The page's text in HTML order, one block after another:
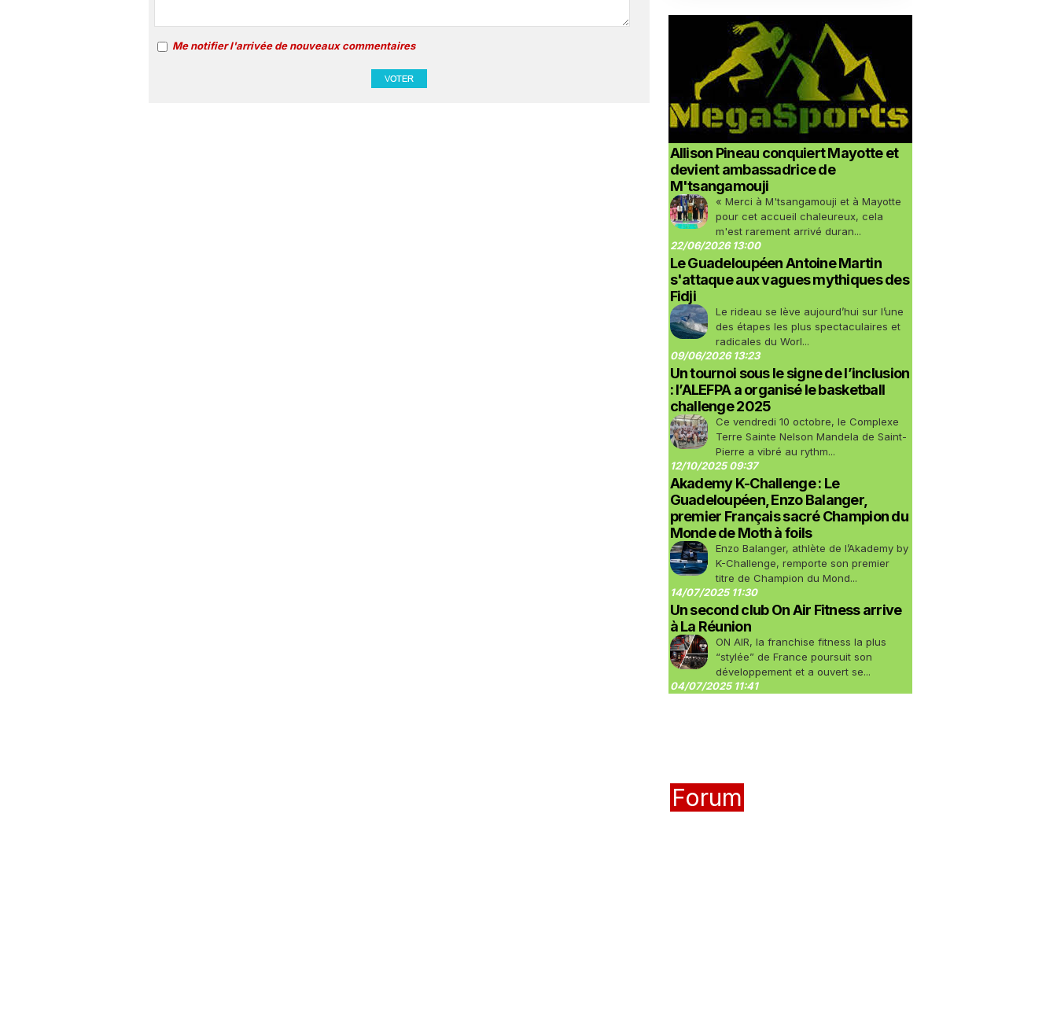
Me notifier l'arrivée de nouveaux commentaires
Allison Pineau conquiert Mayotte et
devient ambassadrice de
M'tsangamouji
« Merci à M'tsangamouji et à Mayotte
pour cet accueil chaleureux, cela
m'est rarement arrivé duran...
22/06/2026 13:00
Le Guadeloupéen Antoine Martin
s'attaque aux vagues mythiques des
Fidji
Le rideau se lève aujourd’hui sur l’une
des étapes les plus spectaculaires et
radicales du Worl...
09/06/2026 13:23
Un tournoi sous le signe de l’inclusion
: l’ALEFPA a organisé le basketball
challenge 2025
Ce vendredi 10 octobre, le Complexe
Terre Sainte Nelson Mandela de Saint-
Pierre a vibré au rythm...
12/10/2025 09:37
Akademy K-Challenge : Le
Guadeloupéen, Enzo Balanger,
premier Français sacré Champion du
Monde de Moth à foils
Enzo Balanger, athlète de l’Akademy by
K-Challenge, remporte son premier
titre de Champion du Mond...
14/07/2025 11:30
Un second club On Air Fitness arrive
à La Réunion
ON AIR, la franchise fitness la plus
“stylée” de France poursuit son
développement et a ouvert se...
04/07/2025 11:41
Forum